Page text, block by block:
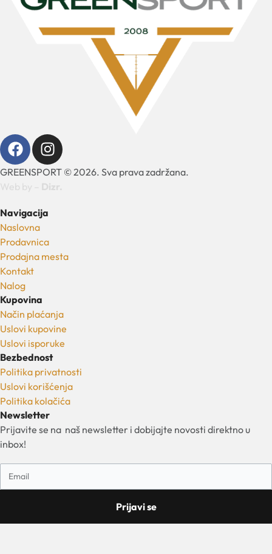
GREENSPORT © 2026. Sva prava zadržana.
Navigacija
Naslovna
Prodavnica
Prodajna mesta
Kontakt
Nalog
Kupovina
Način plaćanja
Uslovi kupovine
Uslovi isporuke
Bezbednost
Politika privatnosti
Uslovi korišćenja
Politika kolačića
Newsletter
Prijavite se na naš newsletter i dobijajte novosti direktno u
inbox!
Prijavi se